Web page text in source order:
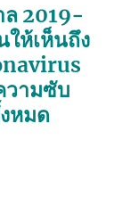
ล 2019-
ให้เห็นถึง
วามซับ
หมด